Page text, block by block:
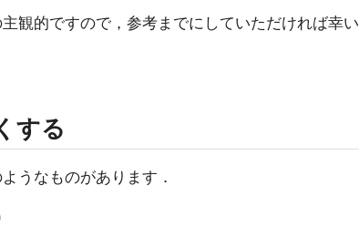
観的ですので，参考までにしていただければ幸い
する
うなものがあります．